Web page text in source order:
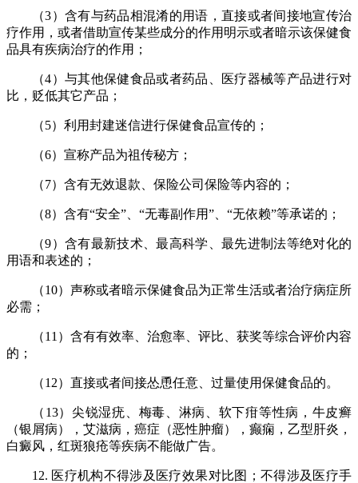
（3）含有与药品相混淆的用语，直接或者间接地宣传治
疗作用，或者借助宣传某些成分的作用明示或者暗示该保健食
品具有疾病治疗的作用；
（4）与其他保健食品或者药品、医疗器械等产品进行对
比，贬低其它产品；
（5）利用封建迷信进行保健食品宣传的；
（6）宣称产品为祖传秘方；
（7）含有无效退款、保险公司保险等内容的；
（8）含有“安全”、“无毒副作用”、“无依赖”等承诺的；
（9）含有最新技术、最高科学、最先进制法等绝对化的
用语和表述的；
（10）声称或者暗示保健食品为正常生活或者治疗病症所
必需；
（11）含有有效率、治愈率、评比、获奖等综合评价内容
的；
（12）直接或者间接怂恿任意、过量使用保健食品的。
（13）尖锐湿疣、梅毒、淋病、软下疳等性病，牛皮癣
（银屑病），艾滋病，癌症（恶性肿瘤），癫痫，乙型肝炎，
白癜风，红斑狼疮等疾病不能做广告。
12. 医疗机构不得涉及医疗效果对比图；不得涉及医疗手